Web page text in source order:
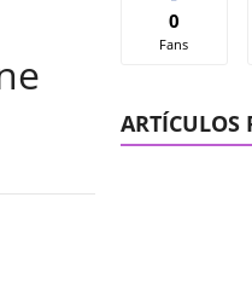
0
Fans
ARTÍCULOS